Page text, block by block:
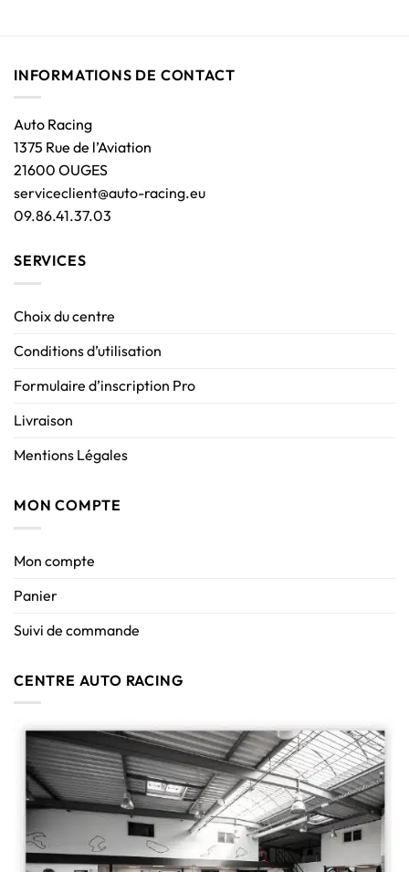
INFORMATIONS DE CONTACT
Auto Racing
1375 Rue de l’Aviation
21600 OUGES
serviceclient@auto-racing.eu
09.86.41.37.03
SERVICES
Choix du centre
Conditions d’utilisation
Formulaire d’inscription Pro
Livraison
Mentions Légales
MON COMPTE
Mon compte
Panier
Suivi de commande
CENTRE AUTO RACING